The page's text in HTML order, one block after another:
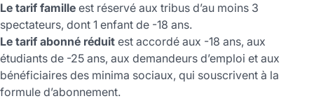
Le tarif famille est réservé aux tribus d’au moins 3
spectateurs, dont 1 enfant de -18 ans.
Le tarif abonné réduit est accordé aux -18 ans, aux
étudiants de -25 ans, aux demandeurs d’emploi et aux
bénéficiaires des minima sociaux, qui souscrivent à la
formule d’abonnement.